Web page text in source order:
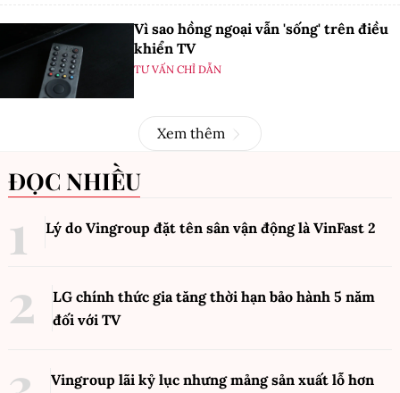
Vì sao hồng ngoại vẫn 'sống' trên điều
khiển TV
TƯ VẤN CHỈ DẪN
Xem thêm
ĐỌC NHIỀU
Lý do Vingroup đặt tên sân vận động là VinFast 2
LG chính thức gia tăng thời hạn bảo hành 5 năm
đối với TV
Vingroup lãi kỷ lục nhưng mảng sản xuất lỗ hơn